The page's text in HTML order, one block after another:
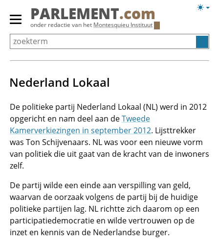
Overslaan
Primair
menu
tonen/verbergen
PARLEMENT.com
onder redactie van het Montesquieu Instituut
Nederland Lokaal
De politieke partij Nederland Lokaal (NL) werd in 2012
opgericht en nam deel aan deTweede
Kamerverkiezingen in september 2012. Lijsttrekker
was Ton Schijvenaars. NL was voor een nieuwe vorm
van politiek die uit gaat van de kracht van de inwoners
zelf.
De partij wilde een einde aan verspilling van geld,
waarvan de oorzaak volgens de partij bij de huidige
politieke partijen lag. NL richtte zich daarom op een
participatiedemocratie en wilde vertrouwen op de
inzet en kennis van de Nederlandse burger.